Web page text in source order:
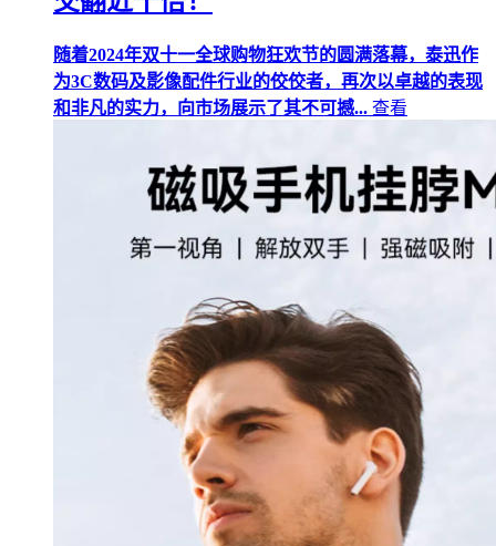
随着2024年双十一全球购物狂欢节的圆满落幕，泰迅作
为3C数码及影像配件行业的佼佼者，再次以卓越的表现
和非凡的实力，向市场展示了其不可撼... 查看